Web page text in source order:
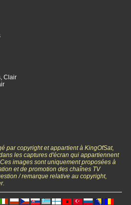
Clair
par copyright et appartient à KingOfSat,
les captures d'écran qui appartiennent
images sont uniquement proposées à
et de promotion des chaînes TV
/ remarque relative au copyright,